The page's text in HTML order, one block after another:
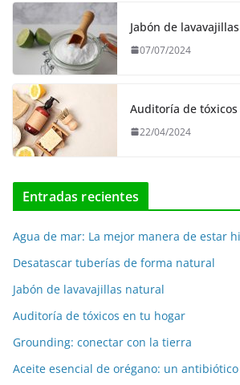
Jabón de
07/07/2024
Auditoría de
22/04/2024
Entradas recientes
Agua de mar: La mejor manera de estar
Desatascar tuberías de forma natural
Jabón de lavavajillas natural
Auditoría de tóxicos en tu hogar
Grounding: conectar con la tierra
Aceite esencial de orégano: un